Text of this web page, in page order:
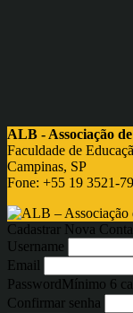
ALB - Associação
Faculdade de
Campinas, SP
Fone: +55 19 3521-
Cadastrar Nova Conta
Username
Email
PasswordMínimo 6
Confirmar senha